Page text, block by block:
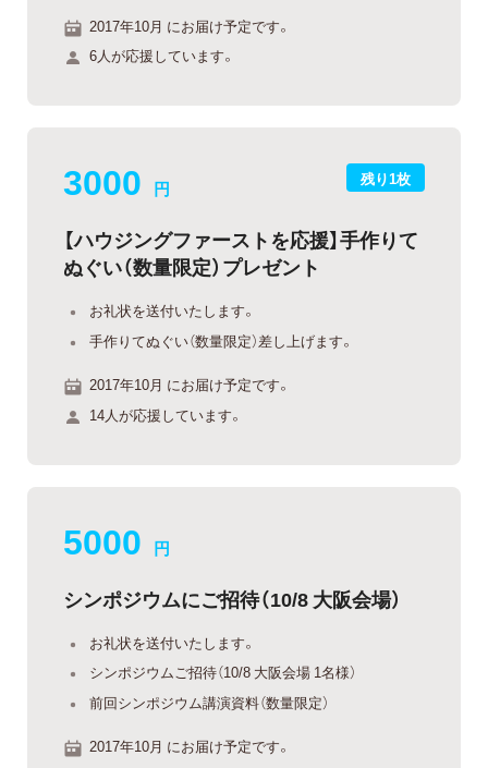
2017年10月 にお届け予定です。
6人が応援しています。
残り1枚
3000 円
【ハウジングファーストを応援】手作りて
ぬぐい（数量限定）プレゼント
お礼状を送付いたします。
手作りてぬぐい（数量限定）差し上げます。
2017年10月 にお届け予定です。
14人が応援しています。
5000 円
シンポジウムにご招待（10/8 大阪会場）
お礼状を送付いたします。
シンポジウムご招待（10/8 大阪会場 1名様）
前回シンポジウム講演資料（数量限定）
2017年10月 にお届け予定です。